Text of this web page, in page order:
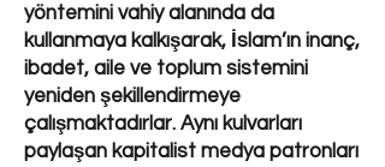
yöntemini vahiy alanında da
kullanmaya kalkışarak, İslam’ın inanç,
ibadet, aile ve toplum sistemini
yeniden şekillendirmeye
çalışmaktadırlar. Aynı kulvarları
paylaşan kapitalist medya patronları